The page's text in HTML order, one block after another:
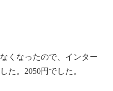
くなったので、インター
た。2050円でした。